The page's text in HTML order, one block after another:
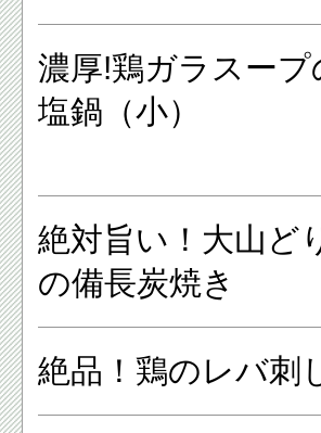
また、八王子でも
楽しむ事が出来る
フレッシュトマト
ージの炭火焼など
ルメが盛り沢山です
宴会や女子会に最
ス料理もあります。
濃厚!鶏ガラスープ
塩鍋（小）
絶対旨い！大山ど
の備長炭焼き
絶品！鶏のレバ刺